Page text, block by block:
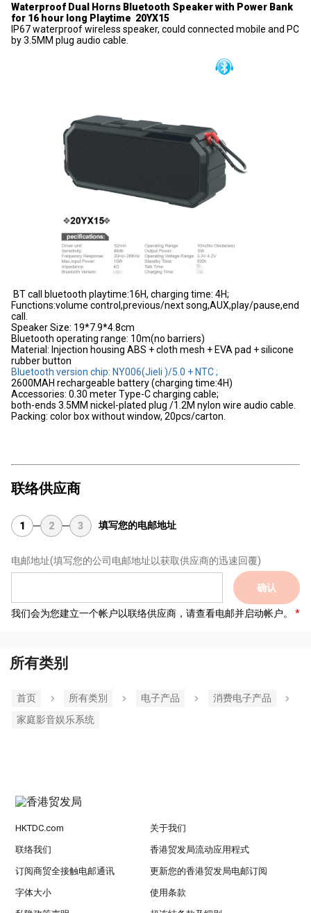
Waterproof Dual Horns Bluetooth Speaker with Power Bank
for 16 hour long Playtime 20YX15
IP67 waterproof wireless speaker, could connected mobile and PC
by 3.5MM plug audio cable.
BT call bluetooth playtime:16H, charging time: 4H;
Functions:volume control,previous/next song,AUX,play/pause,end
call.
Speaker Size: 19*7.9*4.8cm
Bluetooth operating range: 10m(no barriers)
Material: Injection housing ABS + cloth mesh + EVA pad + silicone
rubber button
Bluetooth version chip: NY006(Jieli )/5.0 + NTC ;
2600MAH rechargeable battery (charging time:4H)
Accessories: 0.30 meter Type-C charging cable;
both-ends 3.5MM nickel-plated plug /1.2M nylon wire audio cable.
Packing: color box without window, 20pcs/carton.
联络供应商
1 2 3 填写您的电邮地址
电邮地址(填写您的公司电邮地址以获取供应商的迅速回覆)
确认
我们会为您建立一个帐户以联络供应商，请查看电邮并启动帐户。
所有类别
首页 所有类別 电子产品
消费电子产品
家庭影音娱乐系统
HKTDC.com 关于我们
联络我们 香港贸发局流动应用程式
订阅商贸全接触电邮通讯 更新您的香港贸发局电邮订阅
字体大小 使用条款